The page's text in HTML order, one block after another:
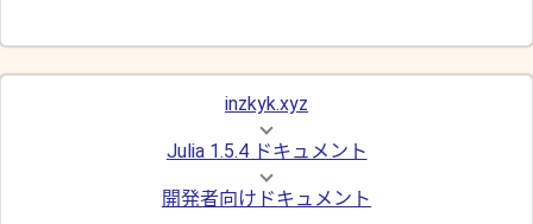
inzkyk.xyz
Julia 1.5.4 ドキュメント
開発者向けドキュメント